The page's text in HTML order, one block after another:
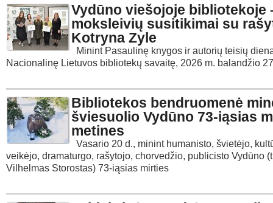
Vydūno viešojoje bibliotekoje
moksleivių susitikimai su
Kotryna Zyle
Minint Pasaulinę knygos ir autorių teisių
Nacionalinę Lietuvos bibliotekų savaitę, 2026 m. balandžio
Bibliotekos bendruomenė
šviesuolio Vydūno 73-iąsias
metines
Vasario 20 d., minint humanisto, švietėjo,
veikėjo, dramaturgo, rašytojo, chorvedžio, publicisto Vydūno
Vilhelmas Storostas) 73-iąsias mirties